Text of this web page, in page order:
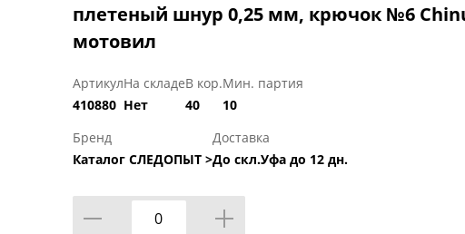
плетеный шнур 0,25 мм, крючок №6
мотовил
Артикул
410880
На складе
Нет
В кор.
40
Мин. партия
10
Бренд
Каталог СЛЕДОПЫТ >
Доставка
До скл.Уфа до 12 дн.